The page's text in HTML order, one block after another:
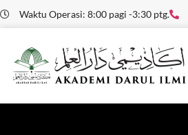
Waktu Operasi: 8:00 pagi -3:30 ptg.